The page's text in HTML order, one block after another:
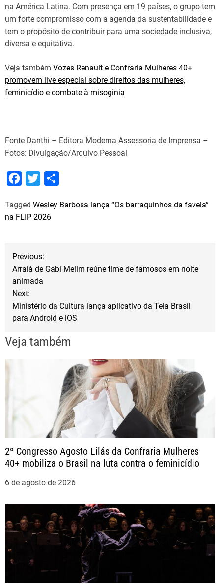
na América Latina. Com presença em 19 países, o grupo tem
um forte compromisso com a agenda da sustentabilidade e
tem o propósito de contribuir para uma sociedade inclusiva,
diversa e equitativa.
Veja também Vozes Renault e Confraria Mulheres 40+
promovem live especial sobre direitos das mulheres,
feminicídio e combate à misoginia
Fonte Danthi – Editora Moderna Assessoria de Imprensa –
Fotos: Divulgação/Arquivo Pessoal
c
e
o
k
i
t
r
a
Tagged Wesley Barbosa lança “Os barraquinhos da favela”
na FLIP 2026
N
g
a
o
d
e
o
s
Previous:
Arraiá de Gabi Melim reúne time de famosos em noite
animada
Next:
Ministério da Cultura lança aplicativo da Tela Brasil
para Android e iOS
Veja também
2º Congresso Agosto Lilás da Confraria Mulheres
40+ mobiliza o Brasil na luta contra o feminicídio
6 de agosto de 2026